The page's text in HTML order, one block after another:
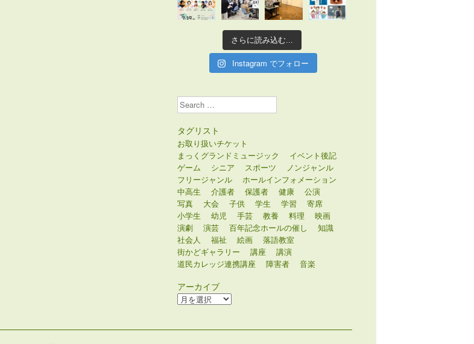
さらに読み込む...
Instagram でフォロー
Search
タグリスト
お取り扱いチケット
まっくグランドミュージック
イベント後記
ゲーム
シニア スポーツ
ノンジャンル
フリージャンル
ホールインフォメーション
中高生
介護者 保護者 健康
公演
写真
大会 子供 学生 学習
寄席
小学生
幼児 手芸 教養 料理
映画
演劇
演芸 百年記念ホールの催し
知識
社会人
福祉 絵画
落語教室
街かどギャラリー
講座
講演
道民カレッジ連携講座
障害者 音楽
アーカイブ
ア